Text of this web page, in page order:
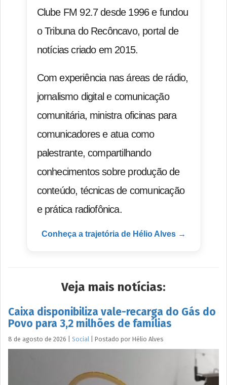
Clube FM 92.7 desde 1996 e fundou
o Tribuna do Recôncavo, portal de
notícias criado em 2015.
Com experiência nas áreas de rádio,
jornalismo digital e comunicação
comunitária, ministra oficinas para
comunicadores e atua como
palestrante, compartilhando
conhecimentos sobre produção de
conteúdo, técnicas de comunicação
e prática radiofônica.
Conheça a trajetória de Hélio Alves →
Veja mais notícias:
Caixa disponibiliza vale-recarga do Gás do
Povo para 3,2 milhões de famílias
8 de agosto de 2026 Social Postado por Hélio Alves